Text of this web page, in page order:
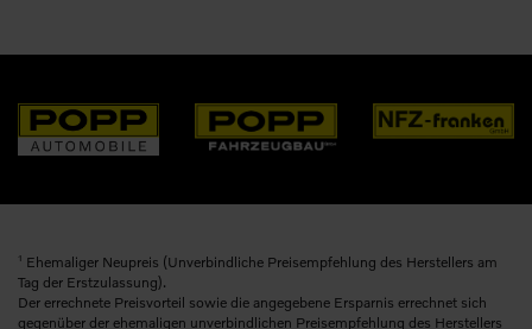
1 Ehemaliger Neupreis (Unverbindliche Preisempfehlung des Herstellers am
Tag der Erstzulassung).
Der errechnete Preisvorteil sowie die angegebene Ersparnis errechnet sich
gegenüber der ehemaligen unverbindlichen Preisempfehlung des Herstellers